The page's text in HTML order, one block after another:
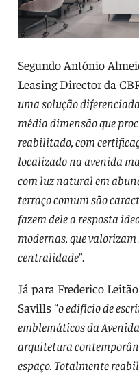
Segundo António
Leasing Director da
uma solução
média dimensão que
reabilitado, com
localizado na avenida
com luz natural em
terraço comum são
fazem dele a resposta
modernas, que
centralidade”.
Já para Frederico
Savills “o edifício de
emblemáticos da
arquitetura
espaço. Totalmente